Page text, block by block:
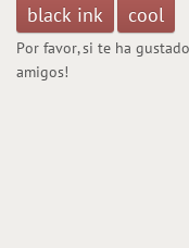
black ink
cool
Por favor, si te ha
amigos!